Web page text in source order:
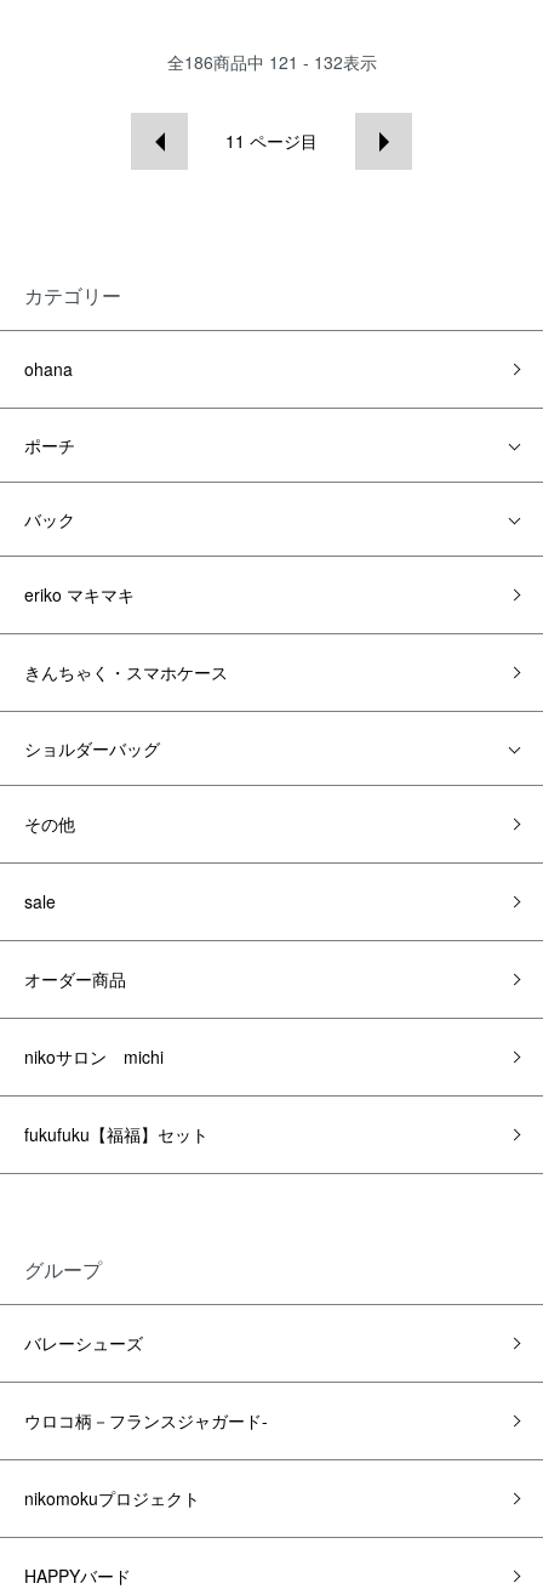
全186商品中 121 - 132表示
11 ページ目
カテゴリー
ohana
ポーチ
バック
eriko マキマキ
きんちゃく・スマホケース
ショルダーバッグ
その他
sale
オーダー商品
nikoサロン michi
fukufuku【福福】セット
グループ
バレーシューズ
ウロコ柄－フランスジャガード-
nikomokuプロジェクト
HAPPYバード